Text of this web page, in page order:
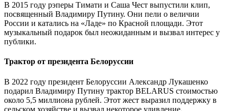
В 2015 году рэперы Тимати и Саша Чест выпустили клип,
посвященный Владимиру Путину. Они пели о величии
России и катались на «Ладе» по Красной площади. Этот
музыкальный подарок был неожиданным и вызвал интерес у
публики.
Трактор от президента Белоруссии
В 2022 году президент Белоруссии Александр Лукашенко
подарил Владимиру Путину трактор BELARUS стоимостью
около 5,5 миллиона рублей. Этот жест выразил поддержку в
сельском хозяйстве и вызвал некоторое удивление.